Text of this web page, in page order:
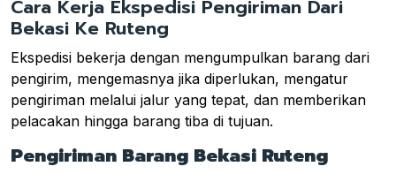
Cara Kerja Ekspedisi Pengiriman Dari
Bekasi Ke Ruteng
Ekspedisi bekerja dengan mengumpulkan barang dari
pengirim, mengemasnya jika diperlukan, mengatur
pengiriman melalui jalur yang tepat, dan memberikan
pelacakan hingga barang tiba di tujuan.
Pengiriman Barang Bekasi Ruteng